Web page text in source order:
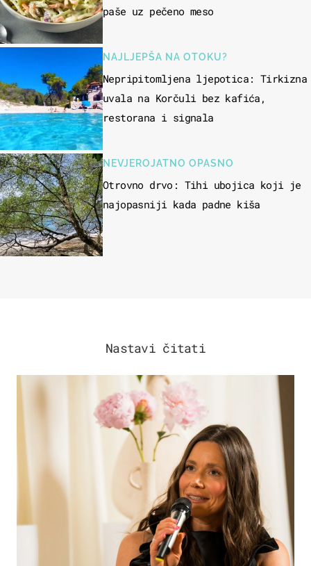
paše uz pečeno meso
NAJLJEPŠA NA OTOKU?
Nepripitomljena ljepotica: Tirkizna
uvala na Korčuli bez kafića,
restorana i signala
NEVJEROJATNO OPASNO
Otrovno drvo: Tihi ubojica koji je
najopasniji kada padne kiša
Nastavi čitati
MODA & LJEPOTA